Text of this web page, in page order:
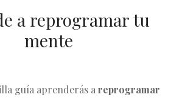
a reprogramar tu
mente
guía aprenderás a reprogramar